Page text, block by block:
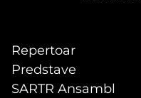
Repertoar
Predstave
SARTR Ansambl